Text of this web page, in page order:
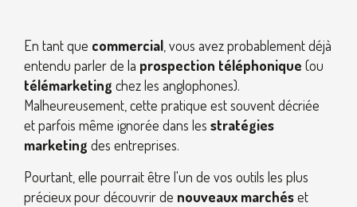
En tant que commercial , vous avez probablement déjà
entendu parler de la prospection téléphonique (ou
télémarketing chez les anglophones).
Malheureusement, cette pratique est souvent décriée
et parfois même ignorée dans les stratégies
marketing des entreprises.
Pourtant, elle pourrait être l'un de vos outils les plus
précieux pour découvrir de nouveaux marchéset